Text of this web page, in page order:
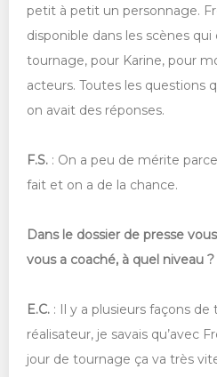
petit à petit un personnage.
disponible dans les scènes
tournage, pour Karine, pour
acteurs. Toutes les questions
on avait des réponses.
F.S. : On a peu de mérite
fait et on a de la chance.
Dans le dossier de presse
vous a coaché, à quel niveau ?
E.C. : Il y a plusieurs façons de
réalisateur, je savais qu’avec
jour de tournage ça va très